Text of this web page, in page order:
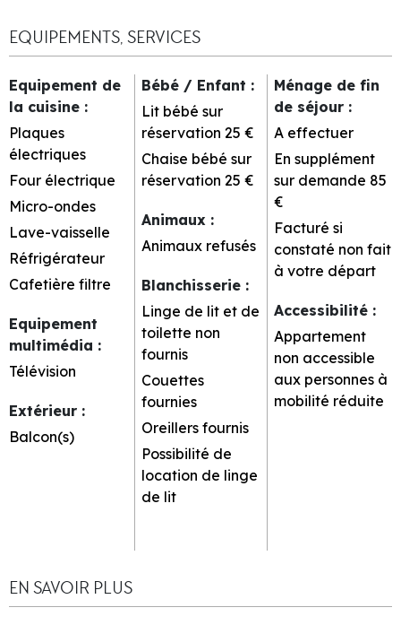
EQUIPEMENTS, SERVICES
Equipement de
la cuisine :
Plaques
électriques
Four électrique
Micro-ondes
Lave-vaisselle
Réfrigérateur
Cafetière filtre
Equipement
multimédia :
Télévision
Extérieur :
Balcon(s)
Bébé / Enfant :
Lit bébé sur
réservation 25 €
Chaise bébé sur
réservation 25 €
Animaux :
Animaux refusés
Blanchisserie :
Linge de lit et de
toilette non
fournis
Couettes
fournies
Oreillers fournis
Possibilité de
location de linge
de lit
Ménage de fin
de séjour :
A effectuer
En supplément
sur demande 85
€
Facturé si
constaté non fait
à votre départ
Accessibilité :
Appartement
non accessible
aux personnes à
mobilité réduite
EN SAVOIR PLUS